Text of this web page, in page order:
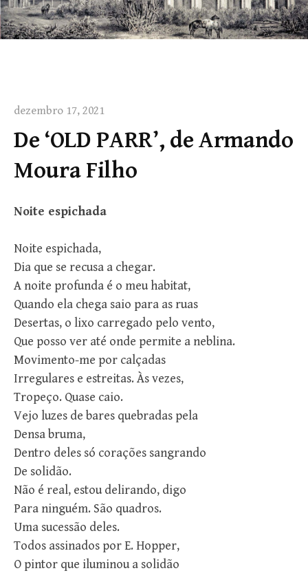
dezembro 17, 2021
De ‘OLD PARR’, de Armando
Moura Filho
Noite espichada
Noite espichada,
Dia que se recusa a chegar.
A noite profunda é o meu habitat,
Quando ela chega saio para as ruas
Desertas, o lixo carregado pelo vento,
Que posso ver até onde permite a neblina.
Movimento-me por calçadas
Irregulares e estreitas. Às vezes,
Tropeço. Quase caio.
Vejo luzes de bares quebradas pela
Densa bruma,
Dentro deles só corações sangrando
De solidão.
Não é real, estou delirando, digo
Para ninguém. São quadros.
Uma sucessão deles.
Todos assinados por E. Hopper,
O pintor que iluminou a solidão